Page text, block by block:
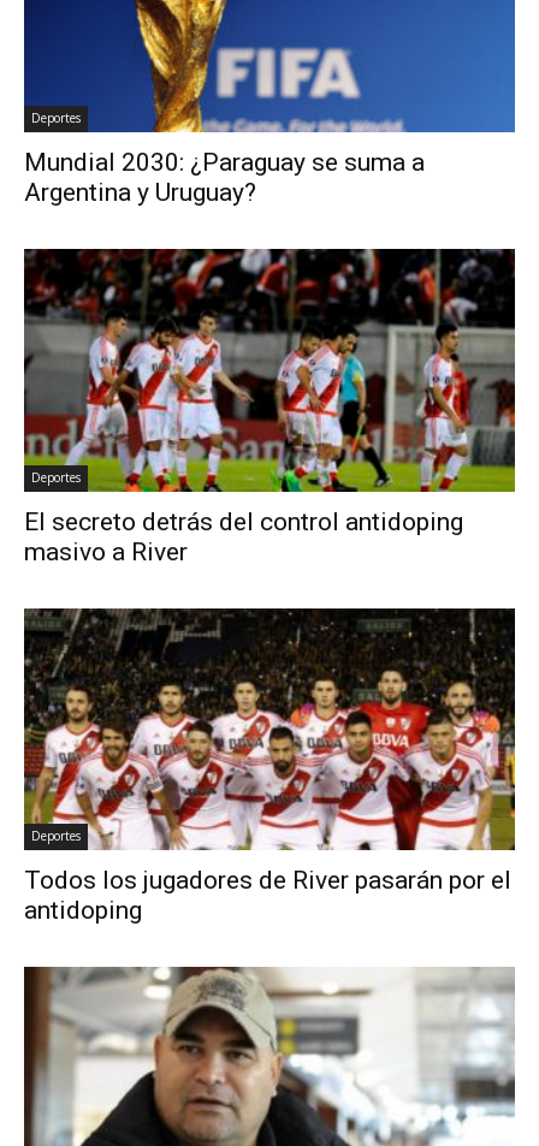
Deportes
Mundial 2030: ¿Paraguay se suma a
Argentina y Uruguay?
Deportes
El secreto detrás del control antidoping
masivo a River
Deportes
Todos los jugadores de River pasarán por el
antidoping